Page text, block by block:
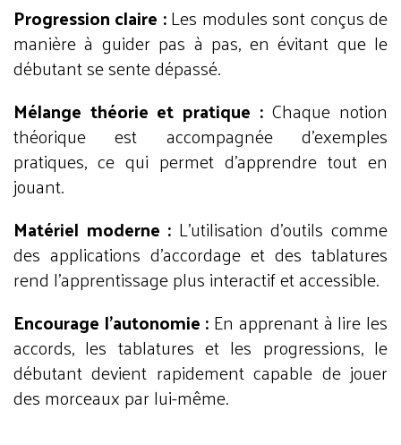
Progression claire :Les modules sont conçus de
manière à guider pas à pas, en évitant que le
débutant se sente dépassé.
Mélange théorie et pratique :Chaque notion
théorique est accompagnée d’exemples
pratiques, ce qui permet d’apprendre tout en
jouant.
Matériel moderne : L’utilisation d’outils comme
des applications d’accordage et des tablatures
rend l’apprentissage plus interactif et accessible.
Encourage l’autonomie :En apprenant à lire les
accords, les tablatures et les progressions, le
débutant devient rapidement capable de jouer
des morceaux par lui-même.